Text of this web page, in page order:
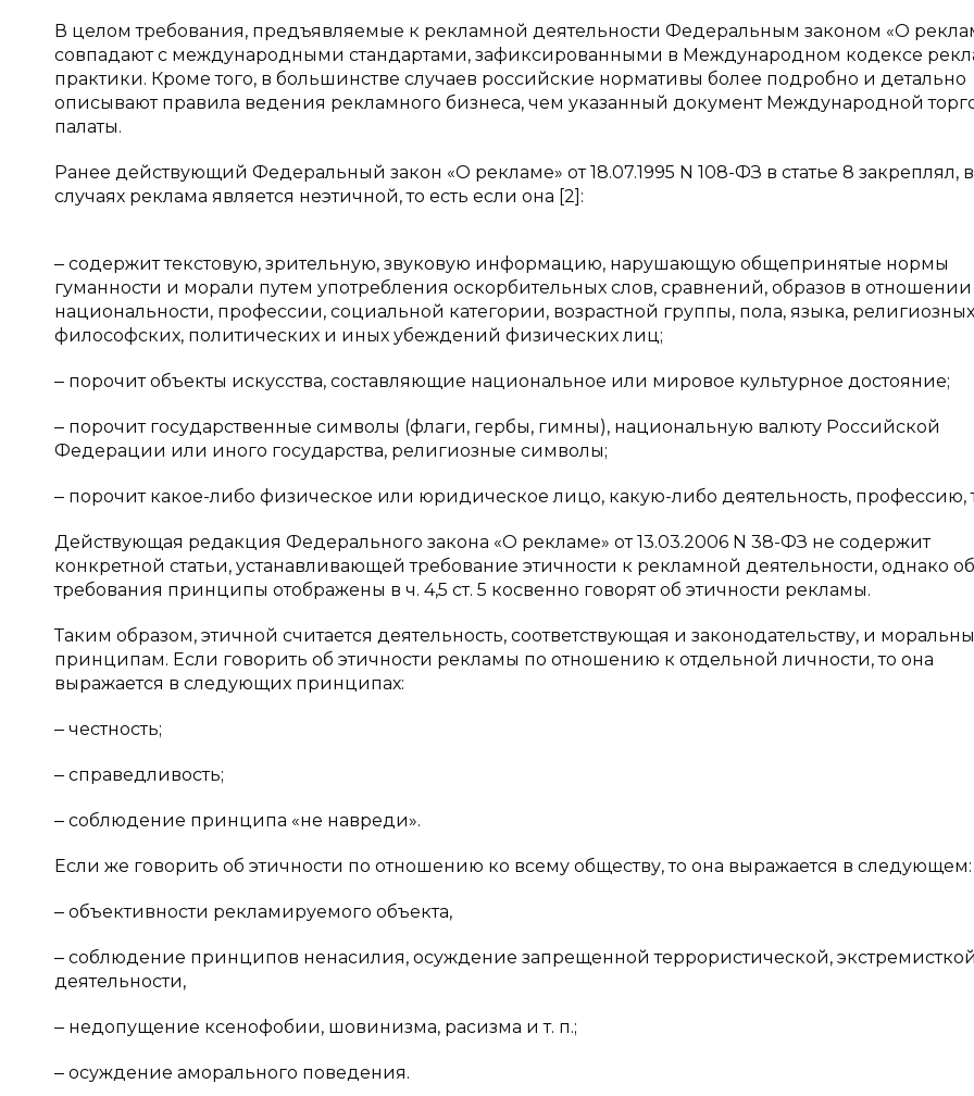
В целом требования, предъявляемые к рекламной деятельности Федеральным законом «О
совпадают с международными стандартами, зафиксированными в Международном кодексе
практики. Кроме того, в большинстве случаев российские нормативы более подробно и детально
описывают правила ведения рекламного бизнеса, чем указанный документ Международной
палаты.
Ранее действующий Федеральный закон «О рекламе» от 18.07.1995 N 108-ФЗ в статье 8 закреплял,
случаях реклама является неэтичной, то есть если она [2]:
‒ содержит текстовую, зрительную, звуковую информацию, нарушающую общепринятые нормы
гуманности и морали путем употребления оскорбительных слов, сравнений, образов в
национальности, профессии, социальной категории, возрастной группы, пола, языка,
философских, политических и иных убеждений физических лиц;
‒ порочит объекты искусства, составляющие национальное или мировое культурное достояние;
‒ порочит государственные символы (флаги, гербы, гимны), национальную валюту Российской
Федерации или иного государства, религиозные символы;
‒ порочит какое-либо физическое или юридическое лицо, какую-либо деятельность, профессию,
Действующая редакция Федерального закона «О рекламе» от 13.03.2006 N 38-ФЗ не содержит
конкретной статьи, устанавливающей требование этичности к рекламной деятельности, однако
требования принципы отображены в ч. 4,5 ст. 5 косвенно говорят об этичности рекламы.
Таким образом, этичной считается деятельность, соответствующая и законодательству, и
принципам. Если говорить об этичности рекламы по отношению к отдельной личности, то она
выражается в следующих принципах:
‒ честность;
‒ справедливость;
‒ соблюдение принципа «не навреди».
Если же говорить об этичности по отношению ко всему обществу, то она выражается в следующем:
‒ объективности рекламируемого объекта,
‒ соблюдение принципов ненасилия, осуждение запрещенной террористической, экстремисткой
деятельности,
‒ недопущение ксенофобии, шовинизма, расизма и т. п.;
‒ осуждение аморального поведения.